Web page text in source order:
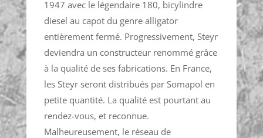
1947 avec le légendaire 180, bicylindre
diesel au capot du genre alligator
entièrement fermé. Progressivement, Steyr
deviendra un constructeur renommé grâce
à la qualité de ses fabrications. En France,
les Steyr seront distribués par Somapol en
petite quantité. La qualité est pourtant au
rendez-vous, et reconnue.
Malheureusement, le réseau de